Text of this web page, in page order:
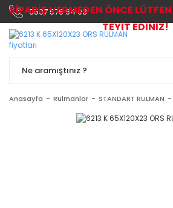
0507 576 64 03
Anasayfa Rulmanlar STANDART RULMAN
SİPARİŞ VERMEDEN ÖNCE
TEYİT EDİNİZ!